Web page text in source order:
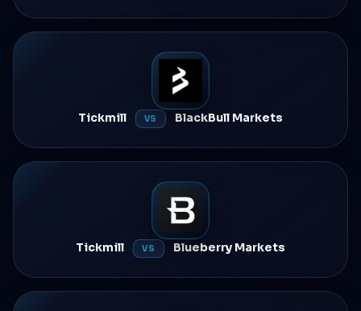
Tickmill VS BlackBull Markets
Tickmill VS Blueberry Markets